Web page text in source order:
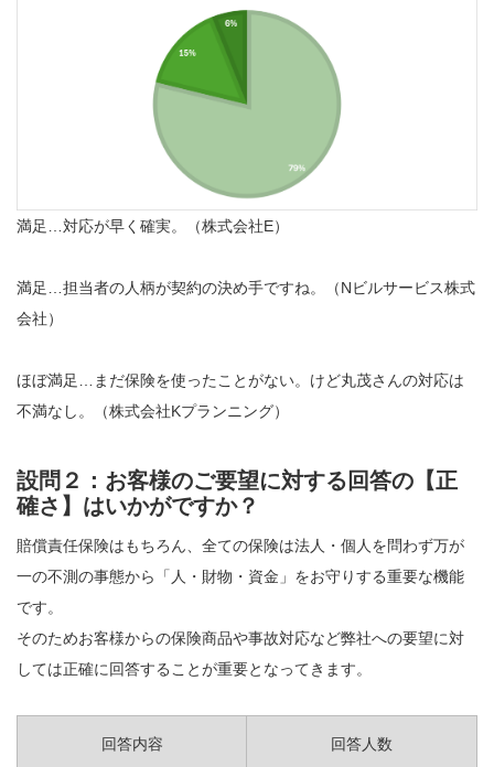
満足…対応が早く確実。（株式会社E）
満足…担当者の人柄が契約の決め手ですね。（Nビルサービス株式
会社）
ほぼ満足…まだ保険を使ったことがない。けど丸茂さんの対応は
不満なし。（株式会社Kプランニング）
設問２：お客様のご要望に対する回答の【正
確さ】はいかがですか？
賠償責任保険はもちろん、全ての保険は法人・個人を問わず万が
一の不測の事態から「人・財物・資金」をお守りする重要な機能
です。
そのためお客様からの保険商品や事故対応など弊社への要望に対
しては正確に回答することが重要となってきます。
回答内容 回答人数